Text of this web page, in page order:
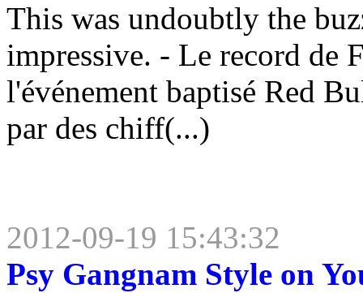
This was undoubtly the
impressive. - Le record de
l'événement baptisé Red
par des chiff(...)
2012-09-19 15:43:32
Psy Gangnam Style on